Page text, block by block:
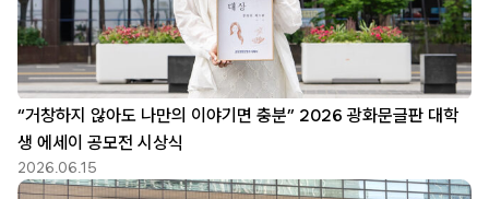
“거창하지 않아도 나만의 이야기면 충분” 2026 광화문글판 대학
생 에세이 공모전 시상식
2026.06.15